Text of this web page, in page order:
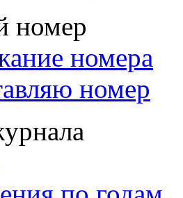
номер
номера
номер